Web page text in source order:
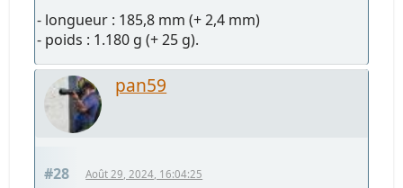
- longueur : 185,8 mm (+ 2,4 mm)
- poids : 1.180 g (+ 25 g).
pan59
#28 Août 29, 2024, 16:04:25